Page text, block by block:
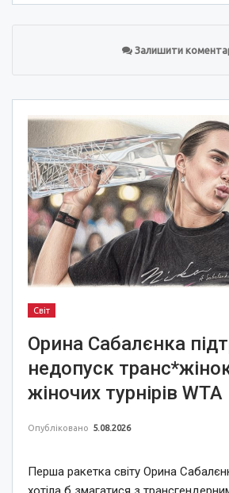
Залишити
Світ
Орина Сабалєнка
недопуск
жіночих турнірів WTA
Опубліковано 5.08.2026
Перша ракетка світу Орина